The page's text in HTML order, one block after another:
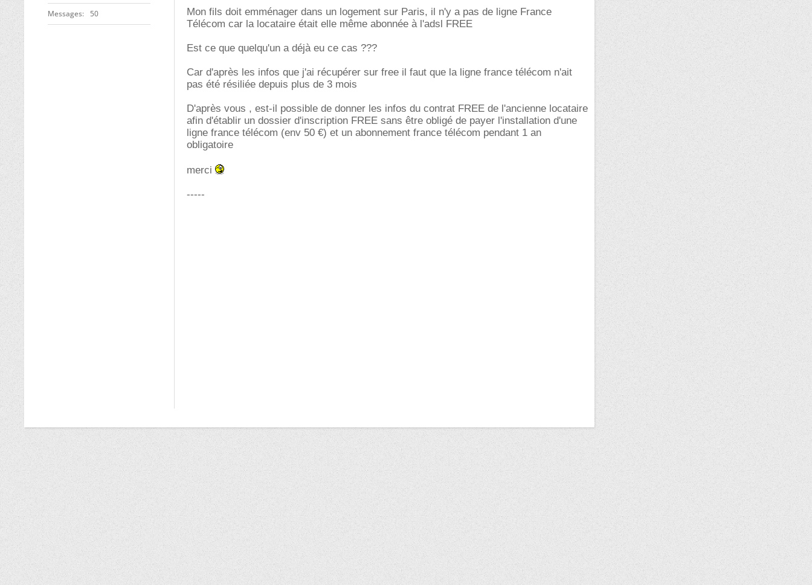
Messages 50
Mon fils doit emménager dans un logement sur Paris, il n'y a pas de ligne France
Télécom car la locataire était elle même abonnée à l'adsl FREE
Est ce que quelqu'un a déjà eu ce cas ???
Car d'après les infos que j'ai récupérer sur free il faut que la ligne france télécom n'ait
pas été résiliée depuis plus de 3 mois
D'après vous , est-il possible de donner les infos du contrat FREE de l'ancienne locataire
afin d'établir un dossier d'inscription FREE sans être obligé de payer l'installation d'une
ligne france télécom (env 50 €) et un abonnement france télécom pendant 1 an
obligatoire
merci
-----